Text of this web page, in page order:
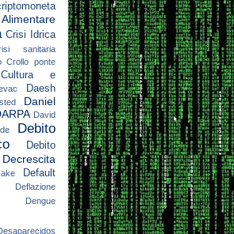
Crisi Idrica
sanitaria
Crollo ponte
Cultura e
Daesh
Daniel
David
de
Debito
Debito
Decrescita
Default
Deflazione
Dengue